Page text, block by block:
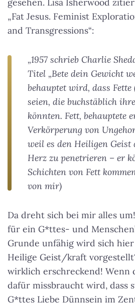
gesehen. Lisa Isherwood
„Fat Jesus. Feminist
and Transgressions“:
„1957 schrieb Charlie
Titel „Bete dein Gewicht
behauptet wird, dass Fette
seien, die buchstäblich
könnten. Fett, behauptete
Verkörperung von
weil es den Heiligen
Herz zu penetrieren – er
Schichten von Fett
von mir)
Da dreht sich bei mir alles
für ein G*ttes- und
Grunde unfähig wird sich
Heilige Geist/kraft
wirklich erschreckend! Wenn
dafür missbraucht wird, dass
G*ttes Liebe Dünnsein im